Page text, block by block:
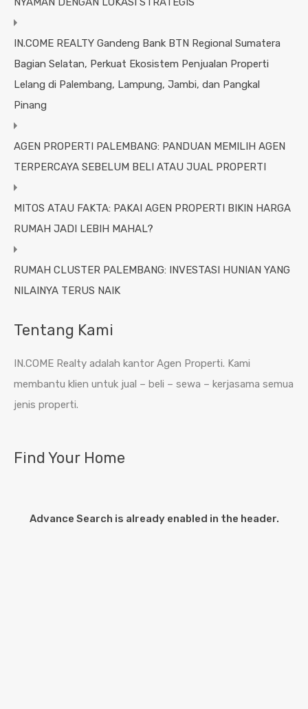
IN.COME REALTY Gandeng Bank BTN Regional Sumatera
Bagian Selatan, Perkuat Ekosistem Penjualan Properti
Lelang di Palembang, Lampung, Jambi, dan Pangkal
Pinang
AGEN PROPERTI PALEMBANG: PANDUAN MEMILIH AGEN
TERPERCAYA SEBELUM BELI ATAU JUAL PROPERTI
MITOS ATAU FAKTA: PAKAI AGEN PROPERTI BIKIN HARGA
RUMAH JADI LEBIH MAHAL?
RUMAH CLUSTER PALEMBANG: INVESTASI HUNIAN YANG
NILAINYA TERUS NAIK
Tentang Kami
IN.COME Realty adalah kantor Agen Properti. Kami
membantu klien untuk jual – beli – sewa – kerjasama semua
jenis properti.
Find Your Home
Advance Search is already enabled in the header.